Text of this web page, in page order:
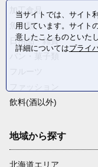
加工食品
魚介類
日用品・雑貨
飲料(酒以外)
地域から探す
北海道エリア
当サイトでは、サイト
用しています。サイト
意したことものといた
詳細についてはプライ